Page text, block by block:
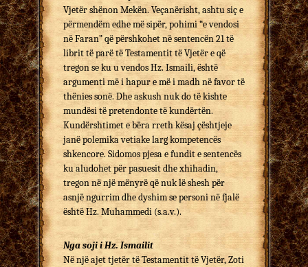
Vjetër shënon Mekën. Veçanërisht, ashtu siç e
përmendëm edhe më sipër, pohimi “e vendosi
në Faran” që përshkohet në sentencën 21 të
librit të parë të Testamentit të Vjetër e që
tregon se ku u vendos Hz. Ismaili, është
argumenti më i hapur e më i madh në favor të
thënies sonë. Dhe askush nuk do të kishte
mundësi të pretendonte të kundërtën.
Kundërshtimet e bëra rreth kësaj çështjeje
janë polemika vetiake larg kompetencës
shkencore. Sidomos pjesa e fundit e sentencës
ku aludohet për pasuesit dhe xhihadin,
tregon në një mënyrë që nuk lë shesh për
asnjë ngurrim dhe dyshim se personi në fjalë
është Hz. Muhammedi (s.a.v.).
Nga soji i Hz. Ismailit
Në një ajet tjetër të Testamentit të Vjetër, Zoti